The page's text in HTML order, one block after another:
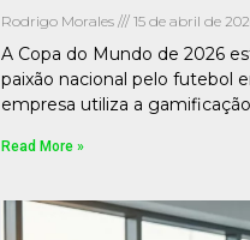
Rodrigo Morales 15 de abril de
A Copa do Mundo de 2026
paixão nacional pelo futebol
empresa utiliza a
Read More »